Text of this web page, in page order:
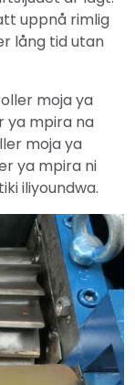
uppnå rimlig
lång tid utan
moja ya
ya mpira na
moja ya
ya mpira ni
iliyoundwa.